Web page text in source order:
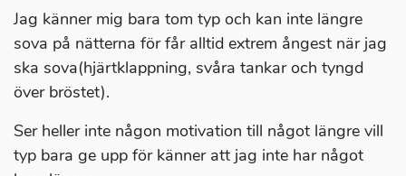
Jag känner mig bara tom typ och kan inte längre
sova på nätterna för får alltid extrem ångest när jag
ska sova(hjärtklappning, svåra tankar och tyngd
över bröstet).
Ser heller inte någon motivation till något längre vill
typ bara ge upp för känner att jag inte har något